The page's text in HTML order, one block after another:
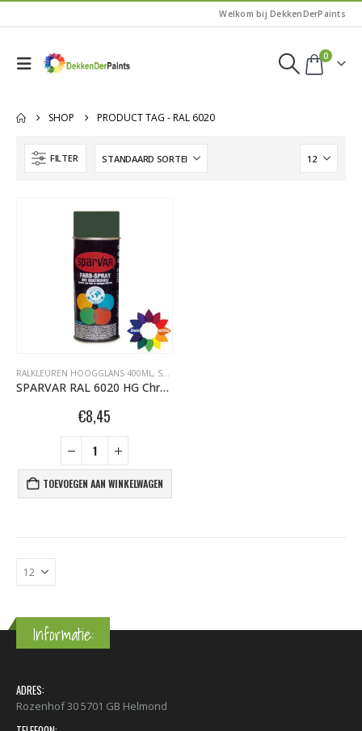
Welkom bij DekkenDerPaints
0
SHOP PRODUCT TAG -RAL 6020
FILTER
RALKLEUREN HOOGGLANS 400ML, SPARVAR GRAFFITI SPUITBUSSEN
SPARVAR RAL 6020 HG Chroomoxydegroen
€8,45
TOEVOEGEN AAN WINKELWAGEN
Informatie:
ADRES:
Rozenhof 30 5701 GB Helmond